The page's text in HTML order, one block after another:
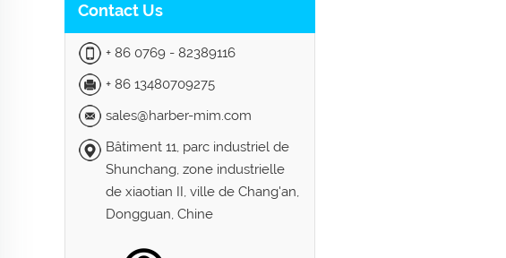
Contact Us
+ 86 0769 - 82389116
+ 86 13480709275
sales@harber-mim.com
Bâtiment 11, parc industriel de
Shunchang, zone industrielle
de xiaotian II, ville de Chang'an,
Dongguan, Chine